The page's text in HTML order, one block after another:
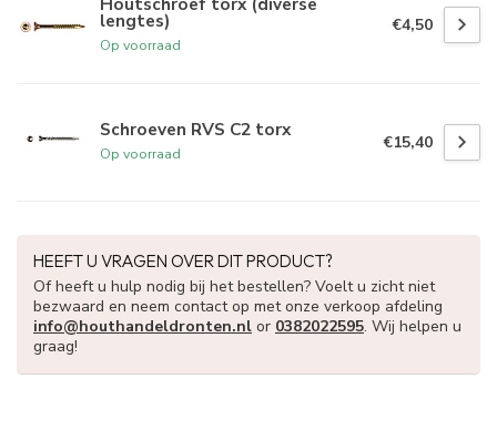
lengtes)
Op voorraad
€4,50
Schroeven RVS C2 torx
Op voorraad
€15,40
HEEFT U VRAGEN OVER DIT PRODUCT?
Of heeft u hulp nodig bij het bestellen? Voelt u zicht niet
bezwaard en neem contact op met onze verkoop afdeling
info@houthandeldronten.nl or 0382022595. Wij helpen u
graag!